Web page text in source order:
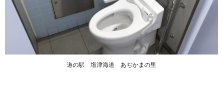
道の駅 塩津海道 あぢかまの里